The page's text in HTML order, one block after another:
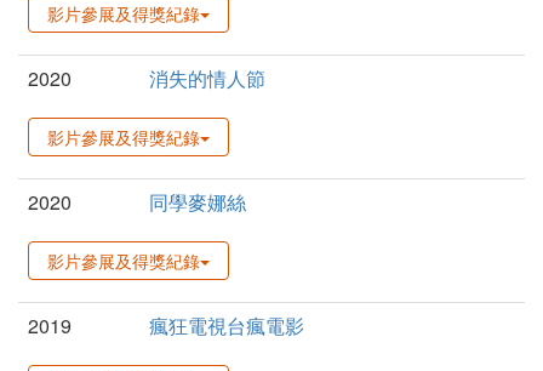
影片參展及得獎紀錄
2020 消失的情人節
影片參展及得獎紀錄
2020 同學麥娜絲
影片參展及得獎紀錄
2019 瘋狂電視台瘋電影